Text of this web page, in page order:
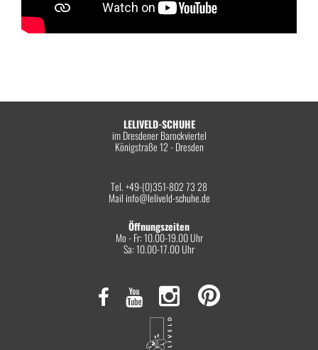
LELIVELD-SCHUHE
im Dresdener Barockviertel
Königstraße 12 - Dresden
Tel. +49-(0)351-802 73 28
Mail info@leliveld-schuhe.de
Öffnungszeiten
Mo - Fr: 10.00-19.00 Uhr
Sa: 10.00-17.00 Uhr